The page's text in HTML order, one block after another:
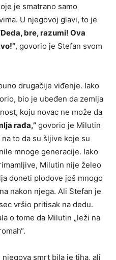
je smatrano samo
U njegovoj glavi, to je
bre, razumi! Ova
, govorio je Stefan svom
drugačije viđenje. Iako
bio je ubeđen da zemlja
koju novac ne može da
rađa,” govorio je Milutin
to da su šljive koje su
mnoge generacije. Iako
Milutin nije želeo
doneti plodove još mnogo
nakon njega. Ali Stefan je
vršio pritisak na dedu.
o tome da Milutin „leži na
smrt bila je tiha, ali